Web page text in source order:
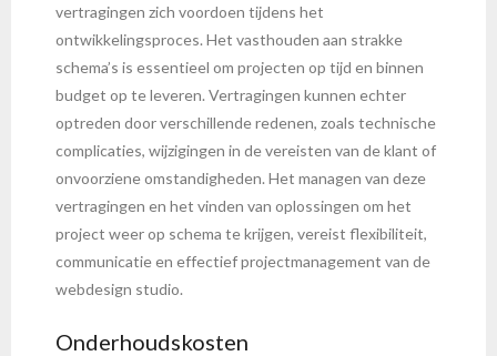
vertragingen zich voordoen tijdens het
ontwikkelingsproces. Het vasthouden aan strakke
schema’s is essentieel om projecten op tijd en binnen
budget op te leveren. Vertragingen kunnen echter
optreden door verschillende redenen, zoals technische
complicaties, wijzigingen in de vereisten van de klant of
onvoorziene omstandigheden. Het managen van deze
vertragingen en het vinden van oplossingen om het
project weer op schema te krijgen, vereist flexibiliteit,
communicatie en effectief projectmanagement van de
webdesign studio.
Onderhoudskosten